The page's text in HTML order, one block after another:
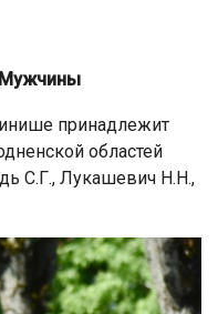
Мужчины
принадлежит
областей
С.Г., Лукашевич Н.Н.,